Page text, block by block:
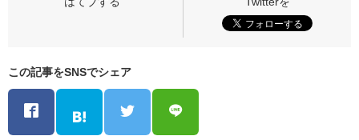
この記事をSNSでシェア